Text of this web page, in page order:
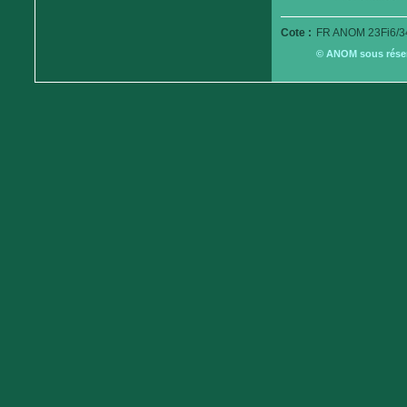
Cote : FR ANOM 23Fi6/
© ANOM sous